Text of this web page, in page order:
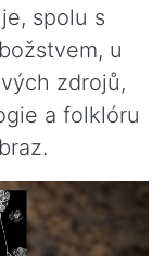
spolu s
u
zdrojů,
a folklóru